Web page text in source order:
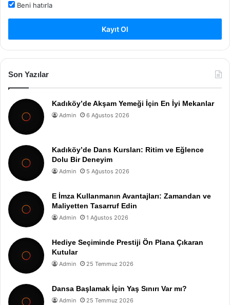
Beni hatırla
Kayıt Ol
Son Yazılar
Kadıköy’de Akşam Yemeği İçin En İyi Mekanlar
Admin 6 Ağustos 2026
Kadıköy’de Dans Kursları: Ritim ve Eğlence
Dolu Bir Deneyim
Admin 5 Ağustos 2026
E İmza Kullanmanın Avantajları: Zamandan ve
Maliyetten Tasarruf Edin
Admin 1 Ağustos 2026
Hediye Seçiminde Prestiji Ön Plana Çıkaran
Kutular
Admin 25 Temmuz 2026
Dansa Başlamak İçin Yaş Sınırı Var mı?
Admin 25 Temmuz 2026